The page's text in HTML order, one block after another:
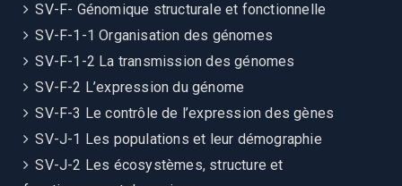
SV-F- Génomique structurale et fonctionnelle
SV-F-1-1 Organisation des génomes
SV-F-1-2 La transmission des génomes
SV-F-2 L’expression du génome
SV-F-3 Le contrôle de l’expression des gènes
SV-J-1 Les populations et leur démographie
SV-J-2 Les écosystèmes, structure et